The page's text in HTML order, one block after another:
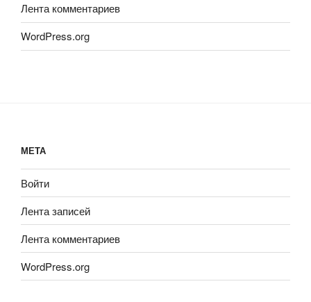
Лента комментариев
WordPress.org
МЕТА
Войти
Лента записей
Лента комментариев
WordPress.org